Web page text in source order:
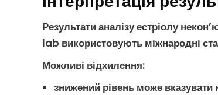
Результатианалізу естріолу
lab використовують міжнародні
Можливі відхилення:
знижений рівень може вказувати